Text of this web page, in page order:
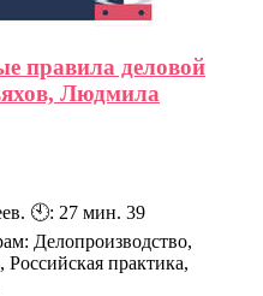
правила деловой
Людмила
🕙: 27 мин. 39
Делопроизводство,
практика,